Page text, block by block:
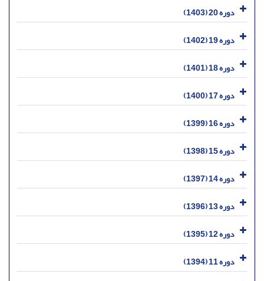
دوره 20 (1403)
دوره 19 (1402)
دوره 18 (1401)
دوره 17 (1400)
دوره 16 (1399)
دوره 15 (1398)
دوره 14 (1397)
دوره 13 (1396)
دوره 12 (1395)
دوره 11 (1394)